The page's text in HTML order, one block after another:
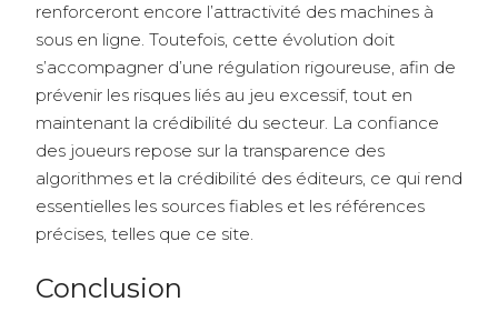
renforceront encore l’attractivité des machines à
sous en ligne. Toutefois, cette évolution doit
s’accompagner d’une régulation rigoureuse, afin de
prévenir les risques liés au jeu excessif, tout en
maintenant la crédibilité du secteur. La confiance
des joueurs repose sur la transparence des
algorithmes et la crédibilité des éditeurs, ce qui rend
essentielles les sources fiables et les références
précises, telles que ce site.
Conclusion